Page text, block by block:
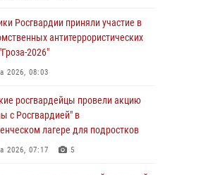
Росгвардии приняли участие в
антитеррористических
2026"
2026, 08:03
росгвардейцы провели акцию
с Росгвардией" в
лагере для подростков
2026, 07:17 5